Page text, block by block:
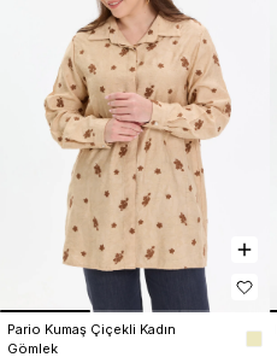
Pario Kumaş Çiçekli Kadın
Gömlek